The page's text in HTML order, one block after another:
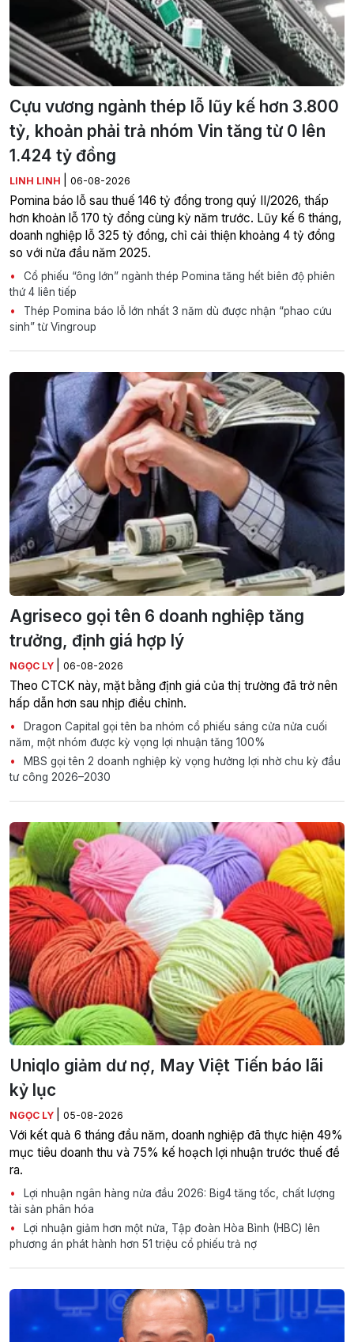
Cựu vương ngành thép lỗ lũy kế hơn 3.800
tỷ, khoản phải trả nhóm Vin tăng từ 0 lên
1.424 tỷ đồng
LINH LINH 06-08-2026
Pomina báo lỗ sau thuế 146 tỷ đồng trong quý II/2026, thấp
hơn khoản lỗ 170 tỷ đồng cùng kỳ năm trước. Lũy kế 6 tháng,
doanh nghiệp lỗ 325 tỷ đồng, chỉ cải thiện khoảng 4 tỷ đồng
so với nửa đầu năm 2025.
Cổ phiếu “ông lớn” ngành thép Pomina tăng hết biên độ phiên
thứ 4 liên tiếp
Thép Pomina báo lỗ lớn nhất 3 năm dù được nhận “phao cứu
sinh” từ Vingroup
Agriseco gọi tên 6 doanh nghiệp tăng
trưởng, định giá hợp lý
NGỌC LY 06-08-2026
Theo CTCK này, mặt bằng định giá của thị trường đã trở nên
hấp dẫn hơn sau nhịp điều chỉnh.
Dragon Capital gọi tên ba nhóm cổ phiếu sáng cửa nửa cuối
năm, một nhóm được kỳ vọng lợi nhuận tăng 100%
MBS gọi tên 2 doanh nghiệp kỳ vọng hưởng lợi nhờ chu kỳ đầu
tư công 2026–2030
Uniqlo giảm dư nợ, May Việt Tiến báo lãi
kỷ lục
NGỌC LY 05-08-2026
Với kết quả 6 tháng đầu năm, doanh nghiệp đã thực hiện 49%
mục tiêu doanh thu và 75% kế hoạch lợi nhuận trước thuế đề
ra.
Lợi nhuận ngân hàng nửa đầu 2026: Big4 tăng tốc, chất lượng
tài sản phân hóa
Lợi nhuận giảm hơn một nửa, Tập đoàn Hòa Bình (HBC) lên
phương án phát hành hơn 51 triệu cổ phiếu trả nợ